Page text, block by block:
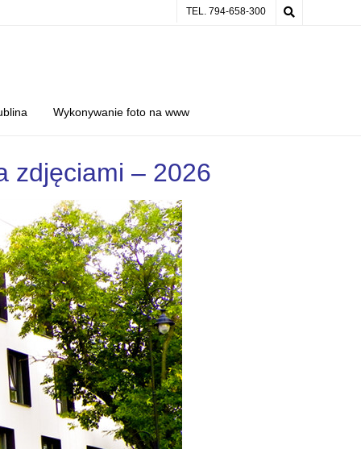
TEL. 794-658-300
Wykonywanie foto na www
zdjęciami – 2026